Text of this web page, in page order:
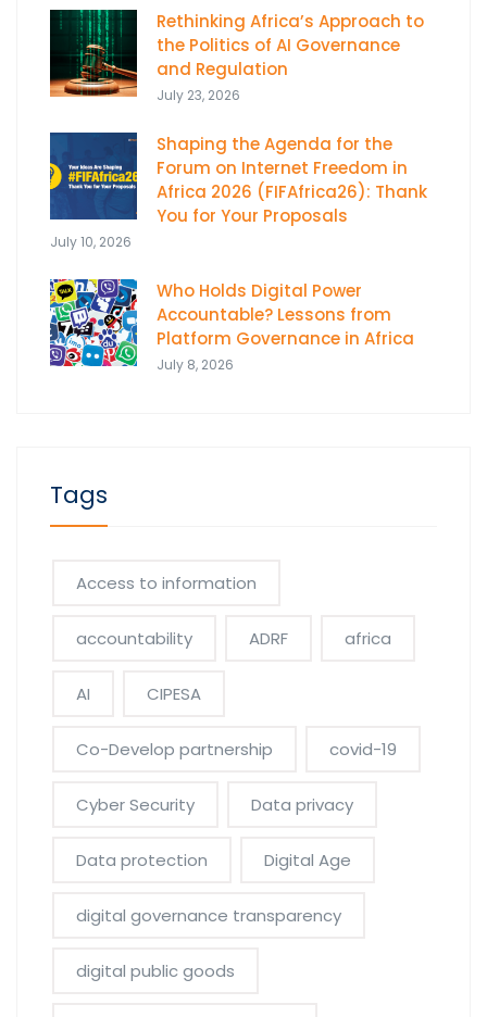
Rethinking Africa’s Approach to
the Politics of AI Governance
and Regulation
July 23, 2026
Shaping the Agenda for the
Forum on Internet Freedom in
Africa 2026 (FIFAfrica26): Thank
You for Your Proposals
July 10, 2026
Who Holds Digital Power
Accountable? Lessons from
Platform Governance in Africa
July 8, 2026
Tags
Access to information
accountability ADRF africa
AI CIPESA
Co-Develop partnership covid-19
Cyber Security Data privacy
Data protection Digital Age
digital governance transparency
digital public goods